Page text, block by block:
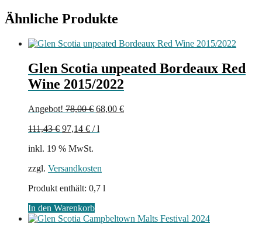
Ähnliche Produkte
Glen Scotia unpeated Bordeaux Red
Wine 2015/2022
Angebot! 78,00€ Ursprünglicher
war:
68,00 €Aktueller
111,43€ 97,14 € /l
inkl. 19 % MwSt.
zzgl. Versandkosten
Produkt enthält: 0,7 l
In den Warenkorb